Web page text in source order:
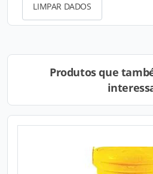
LIMPAR DADOS
Produtos que